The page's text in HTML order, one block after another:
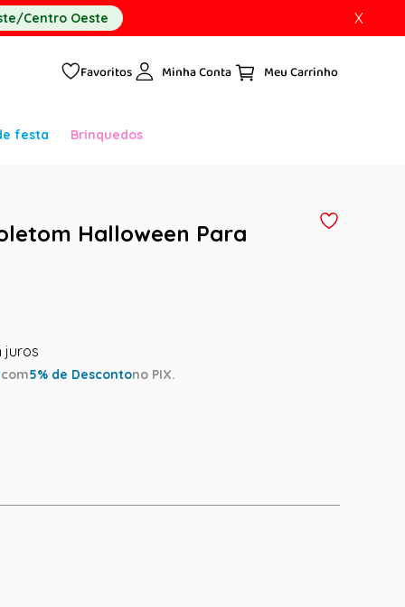
Centro Oeste X
Favoritos Minha Conta
festa Brinquedos
Halloween Para
com5% de Descontono PIX.